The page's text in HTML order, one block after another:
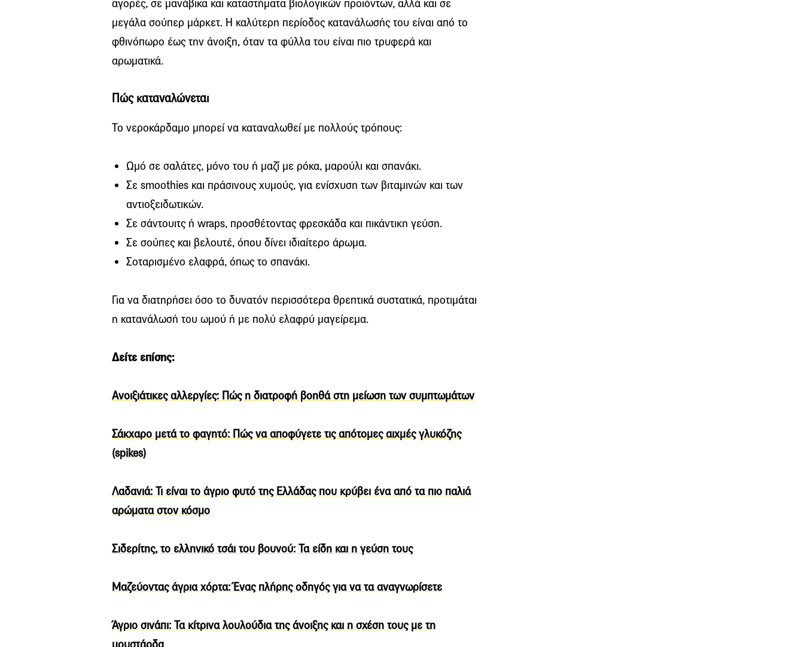
αγορές, σε μανάβικα και καταστήματα βιολογικών προϊόντων, αλλά και σε
μεγάλα σούπερ μάρκετ. Η καλύτερη περίοδος κατανάλωσής του είναι από το
φθινόπωρο έως την άνοιξη, όταν τα φύλλα του είναι πιο τρυφερά και
αρωματικά.
Πώς καταναλώνεται
Το νεροκάρδαμο μπορεί να καταναλωθεί με πολλούς τρόπους:
Ωμό σε σαλάτες, μόνο του ή μαζί με ρόκα, μαρούλι και σπανάκι.
Σε smoothies και πράσινους χυμούς, για ενίσχυση των βιταμινών και των
αντιοξειδωτικών.
Σε σάντουιτς ή wraps, προσθέτοντας φρεσκάδα και πικάντικη γεύση.
Σε σούπες και βελουτέ, όπου δίνει ιδιαίτερο άρωμα.
Σοταρισμένο ελαφρά, όπως το σπανάκι.
Για να διατηρήσει όσο το δυνατόν περισσότερα θρεπτικά συστατικά, προτιμάται
η κατανάλωσή του ωμού ή με πολύ ελαφρύ μαγείρεμα.
Δείτε επίσης:
Ανοιξιάτικες αλλεργίες: Πώς η διατροφή βοηθά στη μείωση των συμπτωμάτων
Σάκχαρο μετά το φαγητό: Πώς να αποφύγετε τις απότομες αιχμές γλυκόζης
(spikes)
Λαδανιά: Τι είναι το άγριο φυτό της Ελλάδας που κρύβει ένα από τα πιο παλιά
αρώματα στον κόσμο
Σιδερίτης, το ελληνικό τσάι του βουνού: Τα είδη και η γεύση τους
Μαζεύοντας άγρια χόρτα: Ένας πλήρης οδηγός για να τα αναγνωρίσετε
Άγριο σινάπι: Τα κίτρινα λουλούδια της άνοιξης και η σχέση τους με τη
μουστάρδα